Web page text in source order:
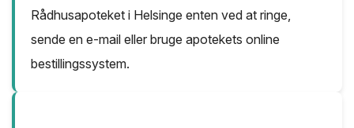
Rådhusapoteket i Helsinge enten ved at ringe,
sende en e-mail eller bruge apotekets online
bestillingssystem.